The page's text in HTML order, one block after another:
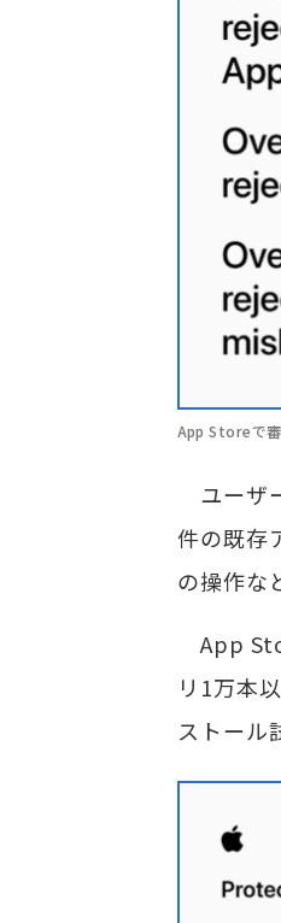
App Storeで審
ユーザ
件の既存
の操作な
App
リ1万本
ストール